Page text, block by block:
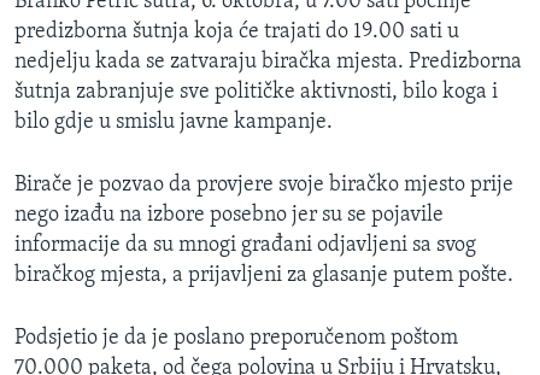
predizborna šutnja koja će trajati do 19.00 sati u
nedjelju kada se zatvaraju biračka mjesta. Predizborna
šutnja zabranjuje sve političke aktivnosti, bilo koga i
bilo gdje u smislu javne kampanje.
Birače je pozvao da provjere svoje biračko mjesto prije
nego izađu na izbore posebno jer su se pojavile
informacije da su mnogi građani odjavljeni sa svog
biračkog mjesta, a prijavljeni za glasanje putem pošte.
Podsjetio je da je poslano preporučenom poštom
70.000 paketa, od čega polovina u Srbiju i Hrvatsku,